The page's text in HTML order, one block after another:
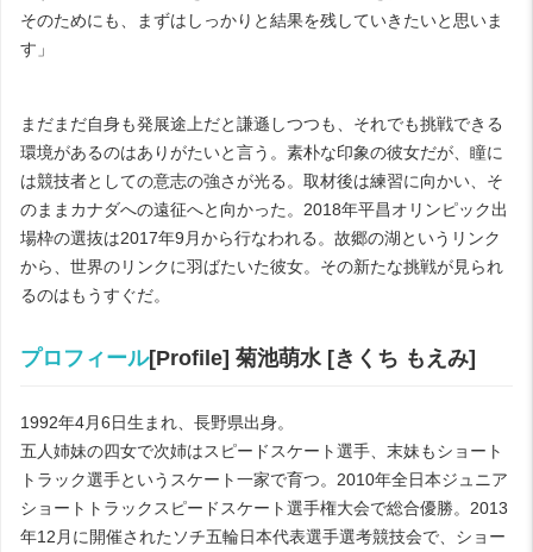
そのためにも、まずはしっかりと結果を残していきたいと思いま
す」
まだまだ自身も発展途上だと謙遜しつつも、それでも挑戦できる
環境があるのはありがたいと言う。素朴な印象の彼女だが、瞳に
は競技者としての意志の強さが光る。取材後は練習に向かい、そ
のままカナダへの遠征へと向かった。2018年平昌オリンピック出
場枠の選抜は2017年9月から行なわれる。故郷の湖というリンク
から、世界のリンクに羽ばたいた彼女。その新たな挑戦が見られ
るのはもうすぐだ。
プロフィール[Profile] 菊池萌水 [きくち もえみ]
1992年4月6日生まれ、長野県出身。
五人姉妹の四女で次姉はスピードスケート選手、末妹もショート
トラック選手というスケート一家で育つ。2010年全日本ジュニア
ショートトラックスピードスケート選手権大会で総合優勝。2013
年12月に開催されたソチ五輪日本代表選手選考競技会で、ショー